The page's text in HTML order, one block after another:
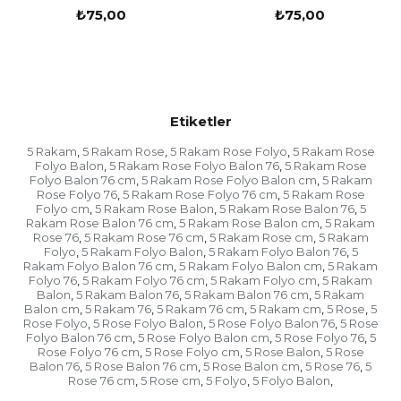
fazlasıyla çekmektedir. Görünüşüyle çeşitleri ile
Partiler, genellikle süslü insanların beğenisine
sunulan eşyalar ile doludur. Bunların başında
balonlar gelmektedir. Kişiler konseptleri kendi
istediklerine göre belirterek özelliklerose gold
renkli rakam uçan balonkullanmaktadır. Uçan
balonlar, yıldönümlerinde adlarına fotoğraf
bağlanarak kullanılan bir balon çeşididir. Renkleri ve
çeşitleri çok fazladır. Aynı zamanda doğum
günlerinde iserakam balontercih edilmektedir.
Kişinin yaşı, bu balonlar sayesinde partide
yazılmaktadır. Oldukça büyük ve hacimli olan bu
balonlar çok talep görmektedir. Balonlar aynı
zamanda evleri süslemek için de kullanılmaktadır.
Birbirinden hoş ve görüntüye sahip olan balonlar
özellikle görkemli süslemelerde kullanılan çok
₺75,00 ₺75,00
Etiketler
5 Rakam, 5 Rakam Rose, 5 Rakam Rose Folyo, 5 Rakam Rose
Folyo Balon, 5 Rakam Rose Folyo Balon 76, 5 Rakam Rose
Folyo Balon 76 cm, 5 Rakam Rose Folyo Balon cm, 5 Rakam
Rose Folyo 76, 5 Rakam Rose Folyo 76 cm, 5 Rakam Rose
Folyo cm, 5 Rakam Rose Balon, 5 Rakam Rose Balon 76, 5
Rakam Rose Balon 76 cm, 5 Rakam Rose Balon cm, 5 Rakam
Rose 76, 5 Rakam Rose 76 cm, 5 Rakam Rose cm, 5 Rakam
Folyo, 5 Rakam Folyo Balon, 5 Rakam Folyo Balon 76, 5
Rakam Folyo Balon 76 cm, 5 Rakam Folyo Balon cm, 5 Rakam
Folyo 76, 5 Rakam Folyo 76 cm, 5 Rakam Folyo cm, 5 Rakam
Balon, 5 Rakam Balon 76, 5 Rakam Balon 76 cm, 5 Rakam
Balon cm, 5 Rakam 76, 5 Rakam 76 cm, 5 Rakam cm, 5 Rose, 5
Rose Folyo, 5 Rose Folyo Balon, 5 Rose Folyo Balon 76, 5 Rose
Folyo Balon 76 cm, 5 Rose Folyo Balon cm, 5 Rose Folyo 76, 5
Rose Folyo 76 cm, 5 Rose Folyo cm, 5 Rose Balon, 5 Rose
Balon 76, 5 Rose Balon 76 cm, 5 Rose Balon cm, 5 Rose 76, 5
Rose 76 cm, 5 Rose cm, 5 Folyo, 5 Folyo Balon,